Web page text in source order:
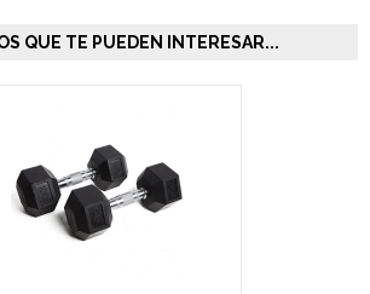
QUE TE PUEDEN INTERESAR...